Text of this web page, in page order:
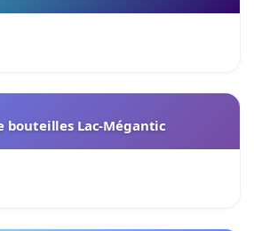
bouteilles Lac-Mégantic